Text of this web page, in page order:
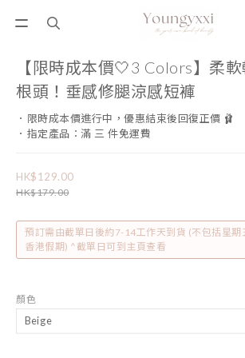
【限時成本價🤍3 Colors】柔
根頭！垂感修腿涼感短褲
．限時成本價進行中，優惠結束後回復正價 🩰
．指定產品：滿 三 件免運費
HK$129.00
HK$179.00
預訂需由截單日後約7-14工作天到貨 (不包括星
香港假期) ^截單日可到主頁查看
顏色